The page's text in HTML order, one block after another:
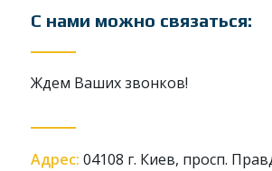
С нами можно связаться:
Ждем Ваших звонков!
Адрес: 04108 г. Киев, просп.